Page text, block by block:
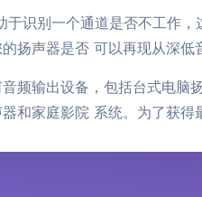
于识别一个通道是否不工作
扬声器是否 可以再现从深
频输出设备，包括台式电脑
和家庭影院 系统。为了获得